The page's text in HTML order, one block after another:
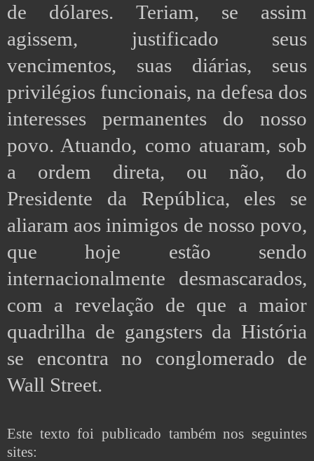
de dólares. Teriam, se assim
agissem, justificado seus
vencimentos, suas diárias, seus
privilégios funcionais, na defesa dos
interesses permanentes do nosso
povo. Atuando, como atuaram, sob
a ordem direta, ou não, do
Presidente da República, eles se
aliaram aos inimigos de nosso povo,
que hoje estão sendo
internacionalmente desmascarados,
com a revelação de que a maior
quadrilha de gangsters da História
se encontra no conglomerado de
Wall Street.
Este texto foi publicado também nos seguintes
sites: